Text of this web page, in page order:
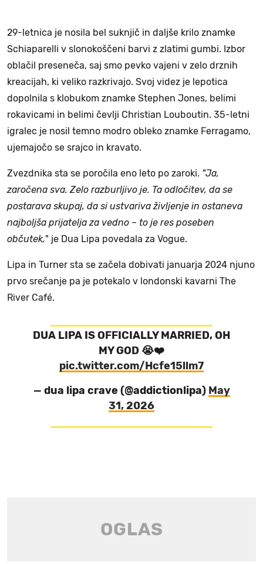
29-letnica je nosila bel suknjič in daljše krilo znamke
Schiaparelli v slonokoščeni barvi z zlatimi gumbi. Izbor
oblačil preseneča, saj smo pevko vajeni v zelo drznih
kreacijah, ki veliko razkrivajo. Svoj videz je lepotica
dopolnila s klobukom znamke Stephen Jones, belimi
rokavicami in belimi čevlji Christian Louboutin. 35-letni
igralec je nosil temno modro obleko znamke Ferragamo,
ujemajočo se srajco in kravato.
Zvezdnika sta se poročila eno leto po zaroki. "Ja,
zaročena sva. Zelo razburljivo je. Ta odločitev, da se
postarava skupaj, da si ustvariva življenje in ostaneva
najboljša prijatelja za vedno – to je res poseben
občutek," je Dua Lipa povedala za Vogue.
Lipa in Turner sta se začela dobivati januarja 2024 njuno
prvo srečanje pa je potekalo v londonski kavarni The
River Café.
DUA LIPA IS OFFICIALLY MARRIED, OH
MY GOD 😭❤️
pic.twitter.com/Hcfe15llm7
— dua lipa crave (@addictionlipa) May
31, 2026